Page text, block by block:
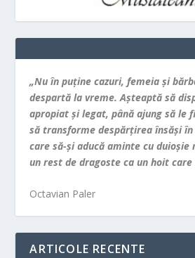
„Nu în puţine cazuri, femeia şi
despartă la vreme. Aşteaptă să
apropiat şi legat, până ajung să le
să transforme despărţirea însăşi în
care să-şi aducă aminte cu
un rest de dragoste ca un hoit
Octavian Paler
ARTICOLE RECENTE